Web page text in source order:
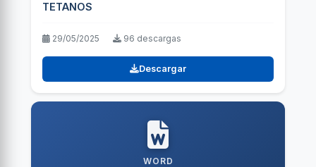
TETANOS
29/05/2025 96 descargas
Descargar
WORD